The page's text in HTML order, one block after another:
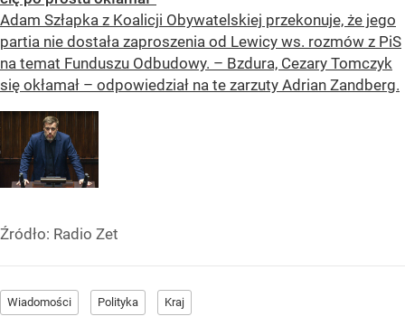
Adam Szłapka z Koalicji Obywatelskiej przekonuje, że jego
partia nie dostała zaproszenia od Lewicy ws. rozmów z PiS
na temat Funduszu Odbudowy. – Bzdura, Cezary Tomczyk
się okłamał – odpowiedział na te zarzuty Adrian Zandberg.
Źródło: Radio Zet
Wiadomości Polityka Kraj